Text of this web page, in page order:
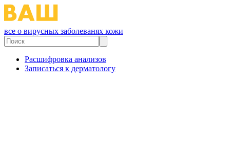
все о вирусных заболеванях кожи
Расшифровка анализов
Записаться к дерматологу